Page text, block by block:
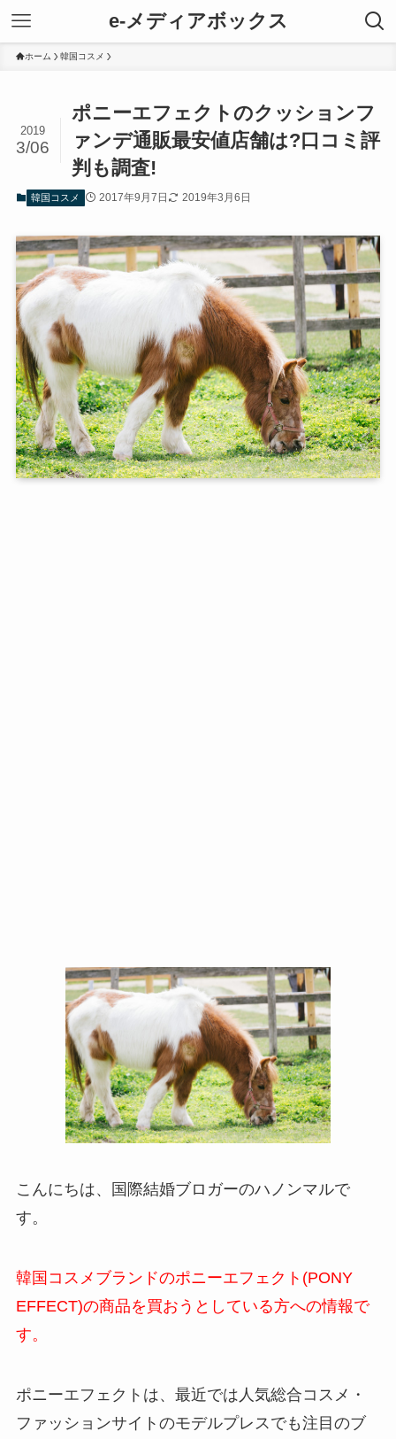
e-メディアボックス
ホーム 韓国コスメ
ポニーエフェクトのクッションフ
ァンデ通販最安値店舗は?口コミ評
判も調査!
2019
3/06
韓国コスメ 2017年9月7日 2019年3月6日
こんにちは、国際結婚ブロガーのハノンマルで
す。
韓国コスメブランドのポニーエフェクト(PONY
EFFECT)の商品を買おうとしている方への情報で
す。
ポニーエフェクトは、最近では人気総合コスメ・
ファッションサイトのモデルプレスでも注目のブ